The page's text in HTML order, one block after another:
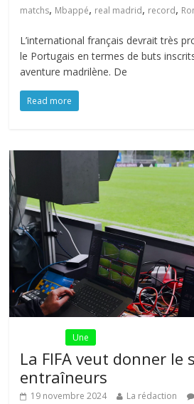
matchs, Mbappé, real madrid, record,
L’international français devrait très
le Portugais en termes de buts
aventure madrilène. De
Read more
Une
La FIFA veut donner le
entraîneurs
19 novembre 2024 La rédaction